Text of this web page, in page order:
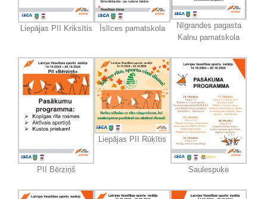
Liepājas PII Kriksītis Īslīces pamatskola
Nīgrandes pagasta
Kalnu pamatskola
PII Bērziņš
Liepājas PII Rūķītis
Saulespuķe